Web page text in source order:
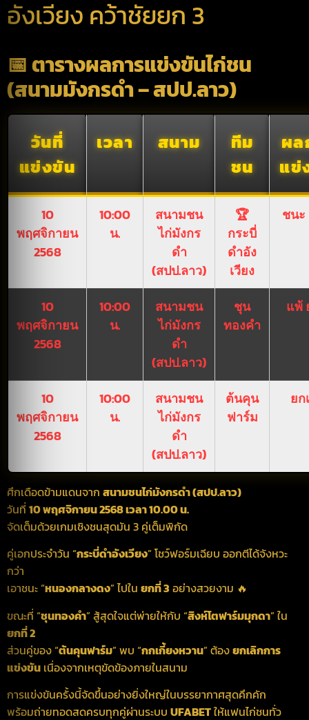
อังเวียง คว้าชัยยก 3
📅 ตารางผลการแข่งขันไก่ชน
(สนามมังกรดำ – สปป.ลาว)
วันที่
แข่งขัน
เวลา สนาม
ทีม
ชน
ผล
แข่
10
พฤศจิกายน
2568
10:00
น.
สนามชน
ไก่มังกร
ดำ
(สปป.ลาว)
🏆
กระบี่
ดำอัง
เวียง
ชนะ
10
พฤศจิกายน
2568
10:00
น.
สนามชน
ไก่มังกร
ดำ
(สปป.ลาว)
ชุน
ทองคำ
แพ้
10
พฤศจิกายน
2568
10:00
น.
สนามชน
ไก่มังกร
ดำ
(สปป.ลาว)
ต้นคุน
ฟาร์ม
ยก
ศึกเดือดข้ามแดนจาก สนามชนไก่มังกรดำ (สปป.ลาว)
วันที่ 10 พฤศจิกายน 2568 เวลา 10.00 น.
จัดเต็มด้วยเกมเชิงชนสุดมัน 3 คู่เต็มพิกัด
คู่เอกประจำวัน “กระบี่ดำอังเวียง” โชว์ฟอร์มเฉียบ ออกตีได้จังหวะ
กว่า
เอาชนะ “หนองกลางดง” ไปใน ยกที่ 3 อย่างสวยงาม 🔥
ขณะที่ “ชุนทองคำ” สู้สุดใจแต่พ่ายให้กับ “สิงห์โตฟาร์มมุกดา” ใน
ยกที่ 2
ส่วนคู่ของ “ต้นคุนฟาร์ม” พบ “กกเกี้ยงหวาน” ต้องยกเลิกการ
แข่งขัน เนื่องจากเหตุขัดข้องภายในสนาม
การแข่งขันครั้งนี้จัดขึ้นอย่างยิ่งใหญ่ในบรรยากาศสุดคึกคัก
พร้อมถ่ายทอดสดครบทุกคู่ผ่านระบบ UFABETให้แฟนไก่ชนทั่ว